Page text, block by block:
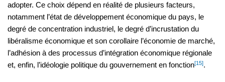
adopter. Ce choix dépend en réalité de plusieurs facteurs,
notamment l’état de développement économique du pays, le
degré de concentration industriel, le degré d’incrustation du
libéralisme économique et son corollaire l’économie de marché,
l’adhésion à des processus d’intégration économique régionale
et, enfin, l’idéologie politique du gouvernement en fonction[15].